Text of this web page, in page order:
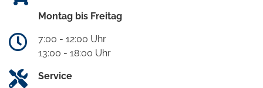
Montag bis Freitag
7:00 - 12:00 Uhr
13:00 - 18:00 Uhr
Service